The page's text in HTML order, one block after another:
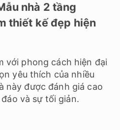
nhà 2 tầng
thiết kế đẹp hiện
với phong cách hiện đại
yêu thích của nhiều
này được đánh giá cao
và sự tối giản.